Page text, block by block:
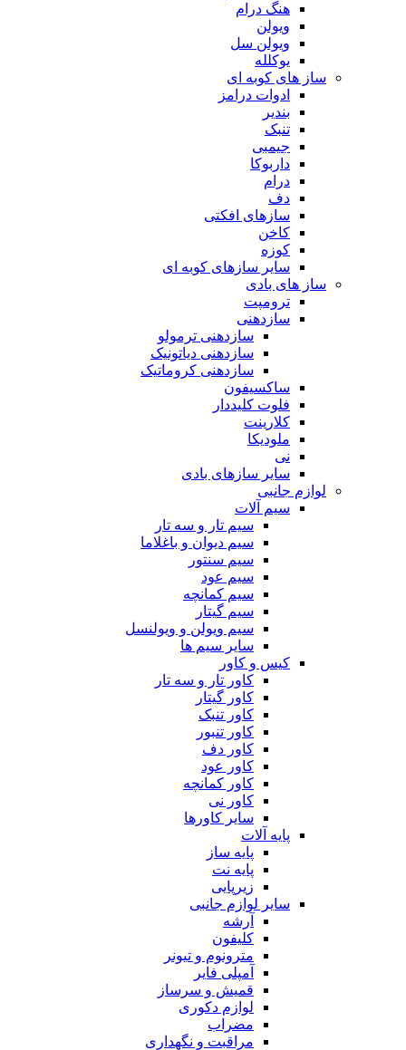
هنگ درام
ویولن
ویولن سل
یوکلله
ساز های کوبه ای
ادوات درامز
بندیر
تنبک
جیمبی
داربوکا
درام
دف
سازهای افکتی
کاخن
کوزه
سایر سازهای کوبه ای
ساز های بادی
ترومپت
سازدهنی
سازدهنی ترمولو
سازدهنی دیاتونیک
سازدهنی کروماتیک
ساکسیفون
فلوت کلیددار
کلارینت
ملودیکا
نی
سایر سازهای بادی
لوازم جانبی
سیم آلات
سیم تار و سه تار
سیم دیوان و باغلاما
سیم سنتور
سیم عود
سیم کمانچه
سیم گیتار
سیم ویولن و ویولنسل
سایر سیم ها
کیس و کاور
کاور تار و سه تار
کاور گیتار
کاور تنبک
کاور تنبور
کاور دف
کاور عود
کاور کمانچه
کاور نی
سایر کاورها
پایه آلات
پایه ساز
پایه نت
زیرپایی
سایر لوازم جانبی
آرشه
کلیفون
مترونوم و تیونر
آمپلی فایر
قمیش و سرساز
لوازم دکوری
مضراب
مراقبت و نگهداری